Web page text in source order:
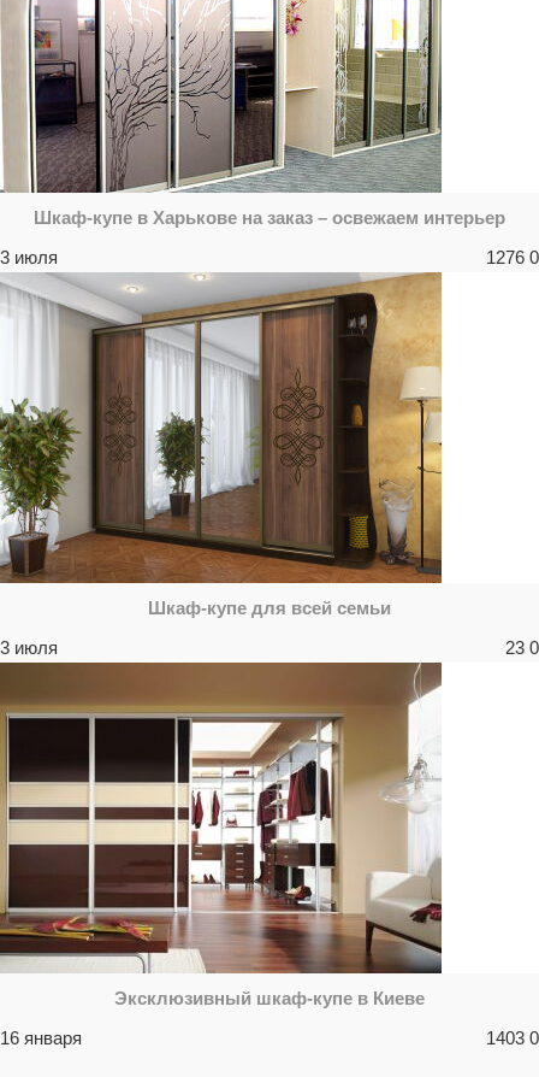
Шкаф-купе в Харькове на заказ – освежаем интерьер
3 июля
1276 0
Шкаф-купе для всей семьи
3 июля
23 0
Эксклюзивный шкаф-купе в Киеве
16 января
1403 0